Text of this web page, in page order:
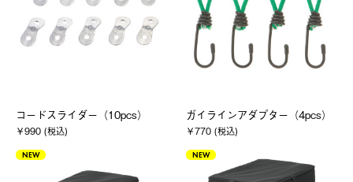
コードスライダー（10pcs）
￥990 (税込)
ガイラインアダプター（4pcs）
￥770 (税込)
NEW NEW